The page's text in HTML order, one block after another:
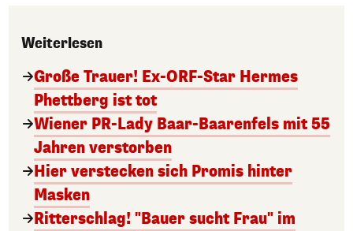
Weiterlesen
Große Trauer! Ex-ORF-Star Hermes
Phettberg ist tot
Wiener PR-Lady Baar-Baarenfels mit 55
Jahren verstorben
Hier verstecken sich Promis hinter
Masken
Ritterschlag! "Bauer sucht Frau" im